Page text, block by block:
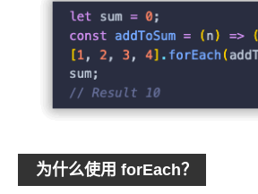
为什么使用 forEach？